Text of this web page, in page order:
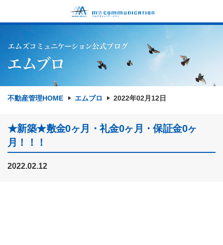
不動産管理HOME エムブロ 2022年02月12日
★新築★敷金0ヶ月・礼金0ヶ月・保証金0ヶ
月！！！
2022.02.12